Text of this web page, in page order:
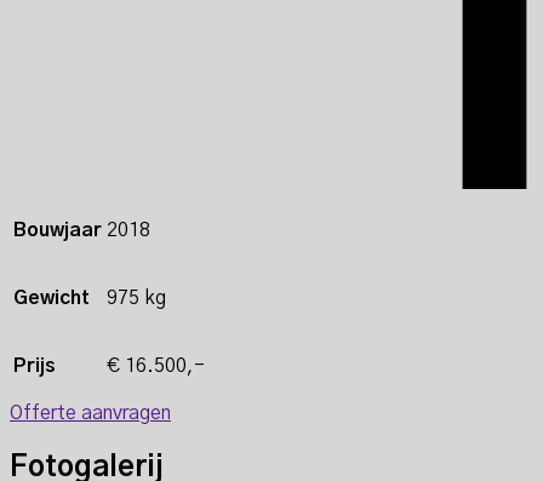
Bouwjaar 2018
Gewicht 975 kg
Prijs € 16.500,-
Offerte aanvragen
Fotogalerij